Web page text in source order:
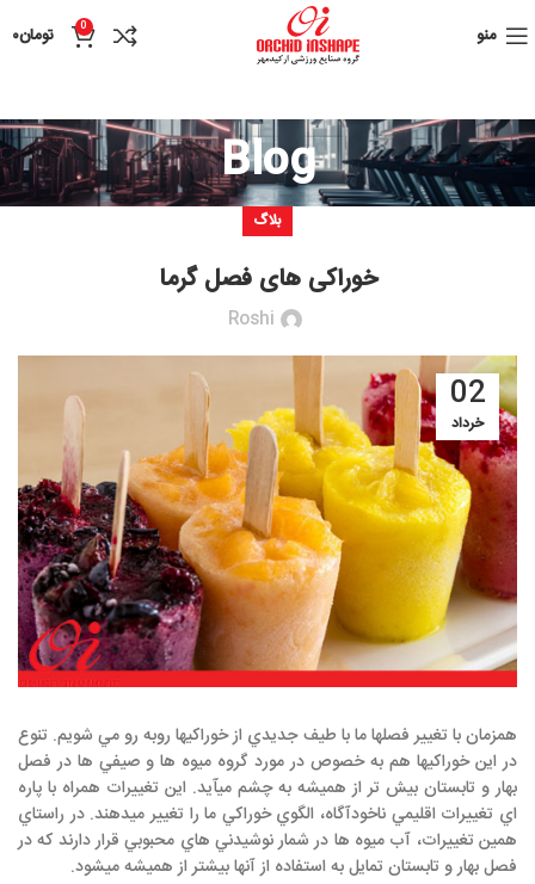
منو 0 تومان۰
Blog
بلاگ
خوراکی های فصل گرما
Roshi
02
خرداد
همزمان با تغيير فصلها ما با طيف جديدي از خوراكيها روبه رو مي شويم. تنوع
در اين خوراكيها هم به خصوص در مورد گروه ميوه ها و صيفي ها در فصل
بهار و تابستان بيش تر از هميشه به چشم ميآيد. اين تغييرات همراه با پاره
اي تغييرات اقليمي ناخودآگاه، الگوي خوراكي ما را تغيير ميدهند. در راستاي
همين تغييرات، آب ميوه ها در شمار نوشيدني هاي محبوبي قرار دارند كه در
فصل بهار و تابستان تمايل به استفاده از آنها بيشتر از هميشه ميشود.